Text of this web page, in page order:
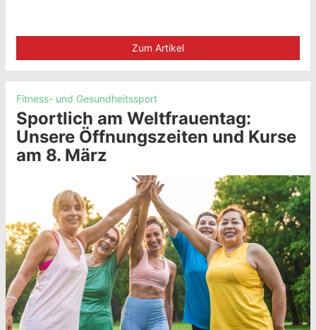
Zum Artikel
Fitness- und Gesundheitssport
Sportlich am Weltfrauentag:
Unsere Öffnungszeiten und Kurse
am 8. März